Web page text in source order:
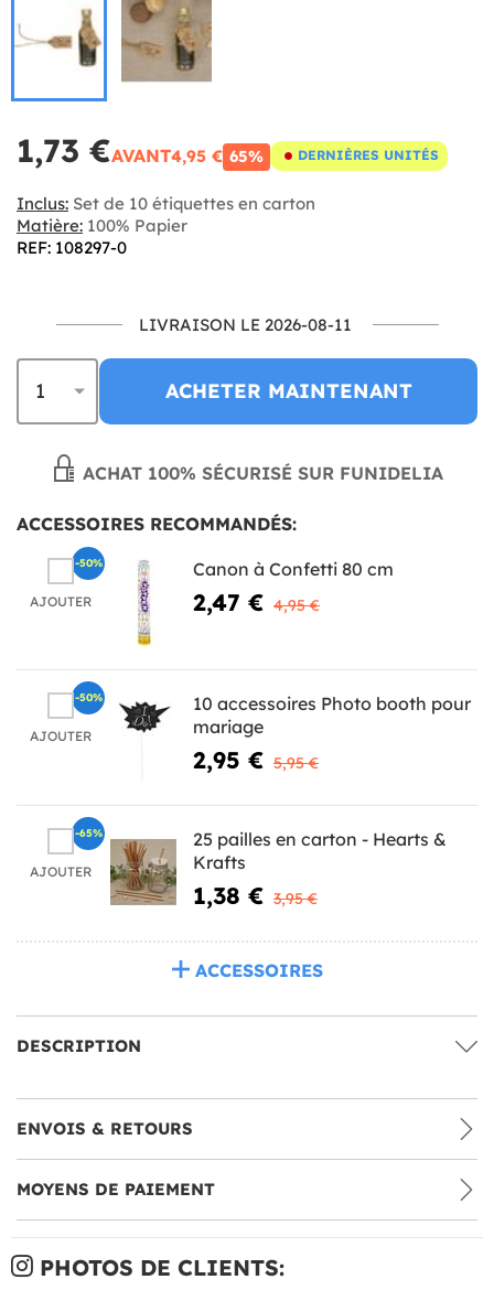
1,73 €AVANT4,95 € 65% DERNIÈRES UNITÉS
Inclus: Set de 10 étiquettes en carton
Matière: 100% Papier
REF: 108297-0
LIVRAISON LE 2026-08-11
ACHETER MAINTENANT
ACHAT 100% SÉCURISÉ SUR FUNIDELIA
ACCESSOIRES RECOMMANDÉS:
AJOUTER
Canon à Confetti 80 cm
2,47 € 4,95 €
-50%
AJOUTER
10 accessoires Photo booth pour
mariage
2,95 € 5,95 €
-50%
AJOUTER
25 pailles en carton - Hearts &
Krafts
1,38 € 3,95 €
-65%
ACCESSOIRES
DESCRIPTION
ENVOIS & RETOURS
MOYENS DE PAIEMENT
PHOTOS DE CLIENTS: